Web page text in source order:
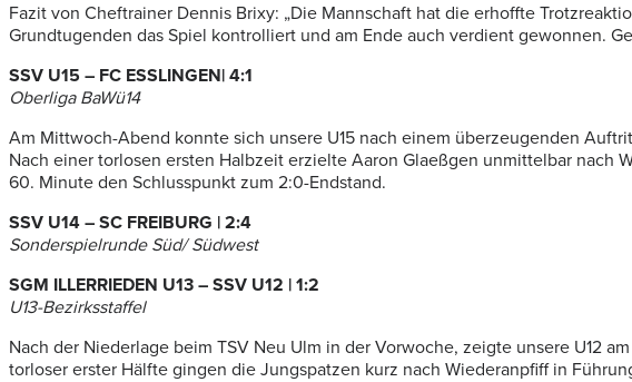
Fazit von Cheftrainer Dennis Brixy: „Die Mannschaft hat die erhoffte
Grundtugenden das Spiel kontrolliert und am Ende auch verdient gewonnen.
SSV U15 – FC ESSLINGEN| 4:1
Oberliga BaWü14
Am Mittwoch-Abend konnte sich unsere U15 nach einem überzeugenden
Nach einer torlosen ersten Halbzeit erzielte Aaron Glaeßgen unmittelbar nach
60. Minute den Schlusspunkt zum 2:0-Endstand.
SSV U14 – SC FREIBURG | 2:4
Sonderspielrunde Süd/ Südwest
SGM ILLERRIEDEN U13 – SSV U12 | 1:2
U13-Bezirksstaffel
Nach der Niederlage beim TSV Neu Ulm in der Vorwoche, zeigte unsere U12
torloser erster Hälfte gingen die Jungspatzen kurz nach Wiederanpfiff in